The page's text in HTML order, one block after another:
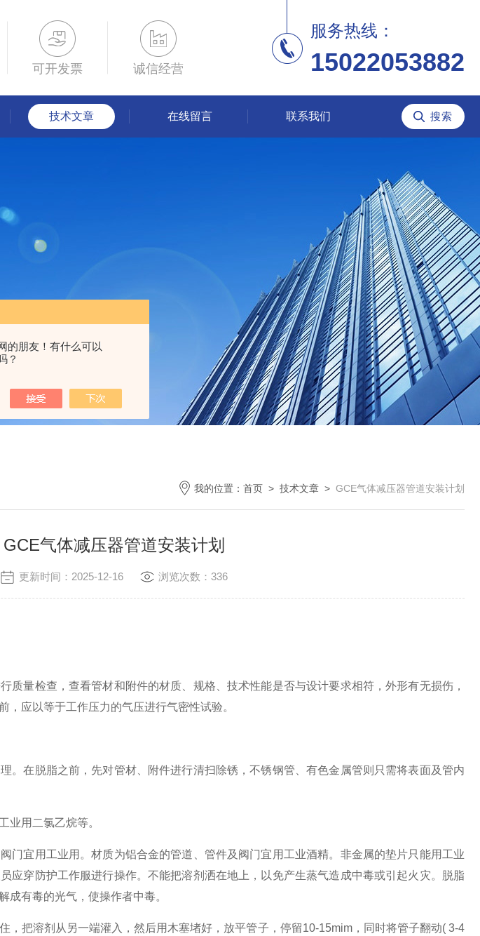
的朋友！有什么可以
？
可开发票 诚信经营
服务热线：
15022053882
技术文章 在线留言 联系我们
我的位置： 首页 > 技术文章 > GCE气体减压器管道安装计划
GCE气体减压器管道安装计划
更新时间：2025-12-16 浏览次数：336
量检查，查看管材和附件的材质、规格、技术性能是否与设计要求相符，外形有无损伤，
应以等于工作压力的气压进行气密性试验。
在脱脂之前，先对管材、附件进行清扫除锈，不锈钢管、有色金属管则只需将表面及管内
用二氯乙烷等。
宜用工业用。材质为铝合金的管道、管件及阀门宜用工业酒精。非金属的垫片只能用工业
应穿防护工作服进行操作。不能把溶剂洒在地上，以免产生蒸气造成中毒或引起火灾。脱脂
成有毒的光气，使操作者中毒。
把溶剂从另一端灌入，然后用木塞堵好，放平管子，停留10-15mim，同时将管子翻动( 3-4